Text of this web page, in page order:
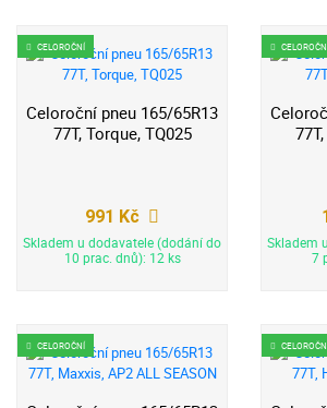
CELOROČNÍ
Celoroční pneu 165/65R13
77T, Torque, TQ025
991 Kč
Skladem u dodavatele (dodání do
10 prac. dnů): 12 ks
Skladem
7
CELOROČNÍ